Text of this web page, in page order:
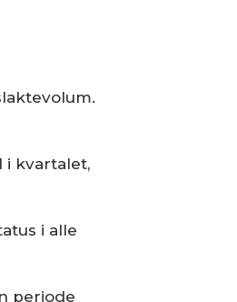
i kvartalet,
i alle
periode